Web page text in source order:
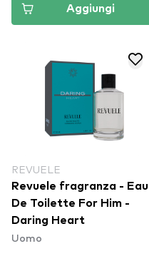
Aggiungi
REVUELE
Revuele fragranza - Eau
De Toilette For Him -
Daring Heart
Uomo